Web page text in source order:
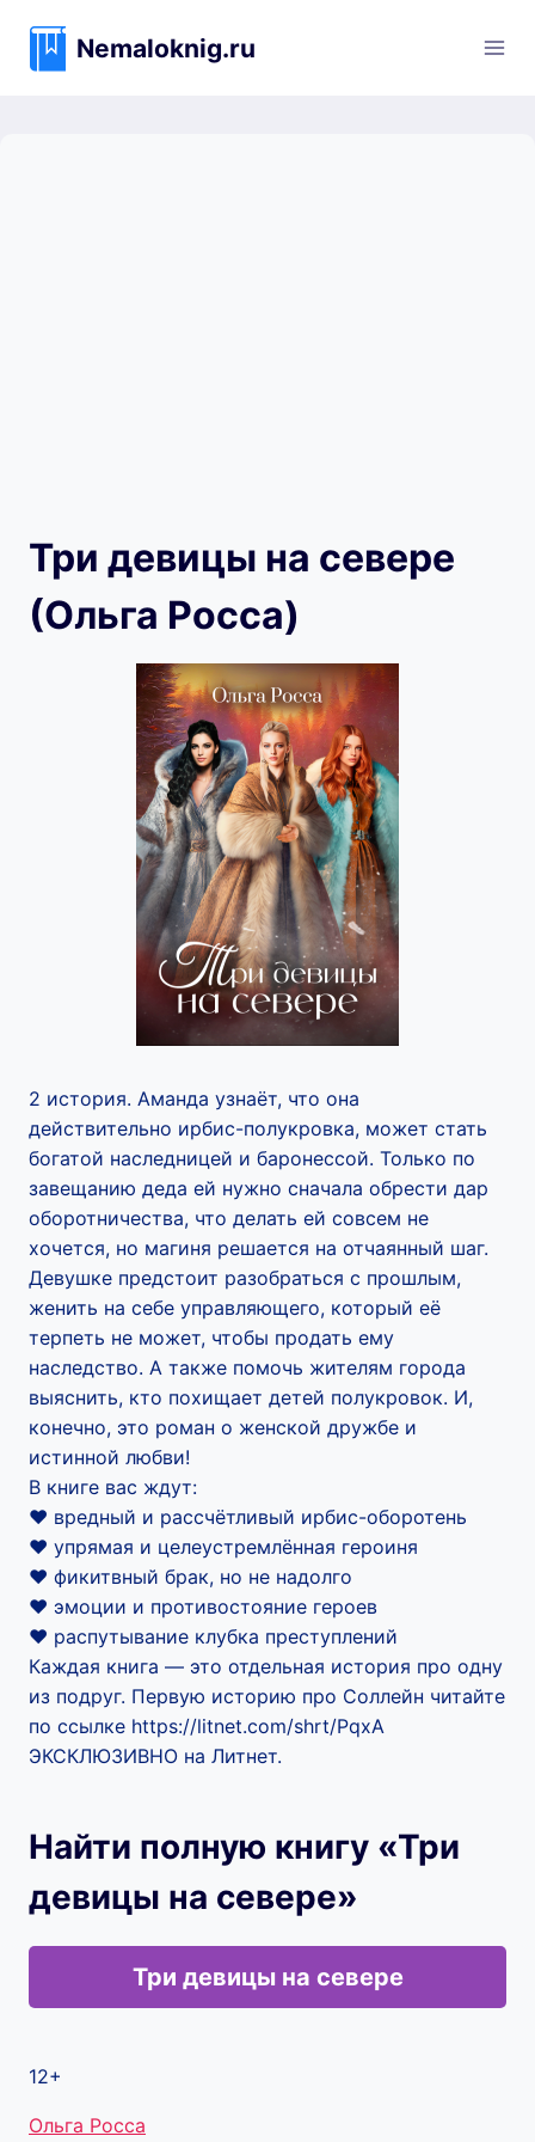
содержимому
Nemaloknig.ru
Три девицы на севере
(Ольга Росса)
2 история. Аманда узнаёт, что она
действительно ирбис-полукровка, может стать
богатой наследницей и баронессой. Только по
завещанию деда ей нужно сначала обрести дар
оборотничества, что делать ей совсем не
хочется, но магиня решается на отчаянный шаг.
Девушке предстоит разобраться с прошлым,
женить на себе управляющего, который её
терпеть не может, чтобы продать ему
наследство. А также помочь жителям города
выяснить, кто похищает детей полукровок. И,
конечно, это роман о женской дружбе и
истинной любви!
В книге вас ждут:
‍❤️‍ вредный и рассчётливый ирбис-оборотень
‍❤️‍ упрямая и целеустремлённая героиня
‍❤️‍ фикитвный брак, но не надолго
‍❤️‍ эмоции и противостояние героев
‍❤️‍ распутывание клубка преступлений
Каждая книга — это отдельная история про одну
из подруг. Первую историю про Соллейн читайте
по ссылке https://litnet.com/shrt/PqxA
ЭКСКЛЮЗИВНО на Литнет.
Найти полную книгу «Три
девицы на севере»
Три девицы на севере
12+
Метки
Ольга Росса